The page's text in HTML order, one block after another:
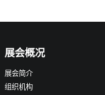
展会概况
展会简介
组织机构